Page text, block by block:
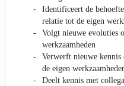
Identificeert de
relatie tot de eigen
Volgt nieuwe evoluties
werkzaamheden
Verwerft nieuwe
de eigen
Deelt kennis met